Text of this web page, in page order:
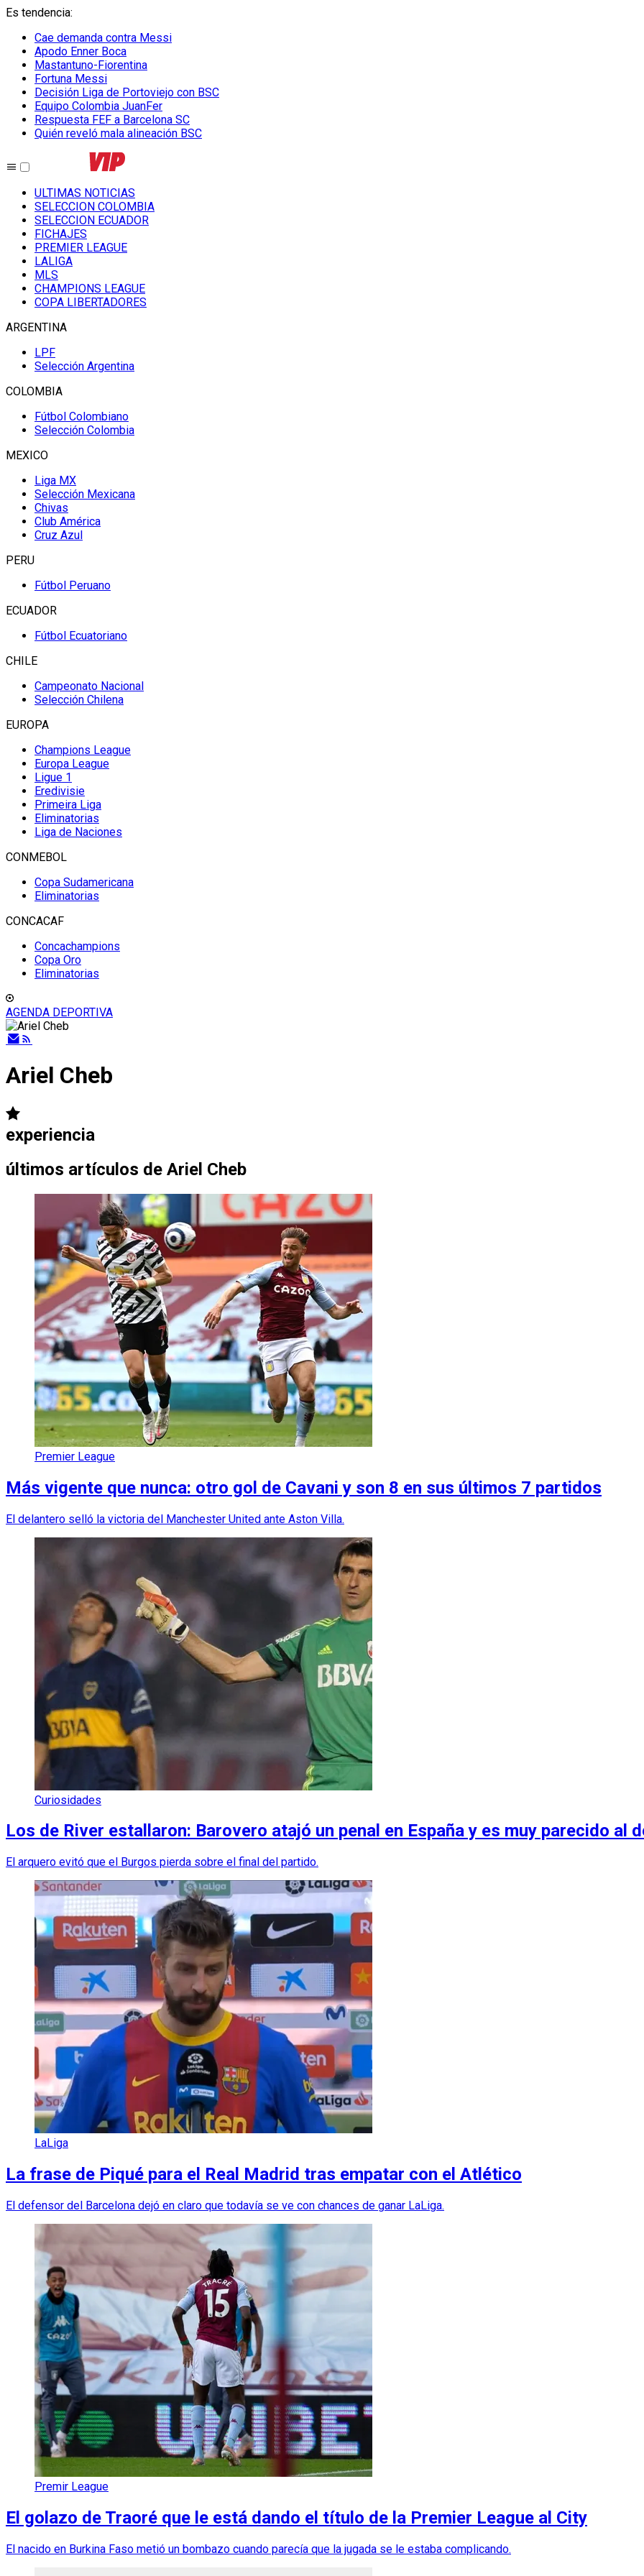
Es tendencia:
Cae demanda contra Messi
Apodo Enner Boca
Mastantuno-Fiorentina
Fortuna Messi
Decisión Liga de Portoviejo con BSC
Equipo Colombia JuanFer
Respuesta FEF a Barcelona SC
Quién reveló mala alineación BSC
ULTIMAS NOTICIAS
SELECCION COLOMBIA
SELECCION ECUADOR
FICHAJES
PREMIER LEAGUE
LALIGA
MLS
CHAMPIONS LEAGUE
COPA LIBERTADORES
ARGENTINA
LPF
Selección Argentina
COLOMBIA
Fútbol Colombiano
Selección Colombia
MEXICO
Liga MX
Selección Mexicana
Chivas
Club América
Cruz Azul
PERU
Fútbol Peruano
ECUADOR
Fútbol Ecuatoriano
CHILE
Campeonato Nacional
Selección Chilena
EUROPA
Champions League
Europa League
Ligue 1
Eredivisie
Primeira Liga
Eliminatorias
Liga de Naciones
CONMEBOL
Copa Sudamericana
Eliminatorias
CONCACAF
Concachampions
Copa Oro
Eliminatorias
AGENDA DEPORTIVA
Ariel Cheb
experiencia
últimos artículos de Ariel Cheb
Premier League
Más vigente que nunca: otro gol de Cavani y son 8 en sus últimos 7 partidos
El delantero selló la victoria del Manchester United ante Aston Villa.
Curiosidades
Los de River estallaron: Barovero atajó un penal en España y es muy parecido al
El arquero evitó que el Burgos pierda sobre el final del partido.
LaLiga
La frase de Piqué para el Real Madrid tras empatar con el Atlético
El defensor del Barcelona dejó en claro que todavía se ve con chances de ganar LaLiga.
Premir League
El golazo de Traoré que le está dando el título de la Premier League al City
El nacido en Burkina Faso metió un bombazo cuando parecía que la jugada se le estaba complicando.